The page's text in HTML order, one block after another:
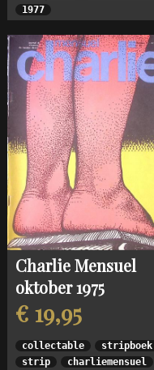
1977
Charlie Mensuel
oktober 1975
€ 19,95
collectable
stripboek
strip
charliemensuel